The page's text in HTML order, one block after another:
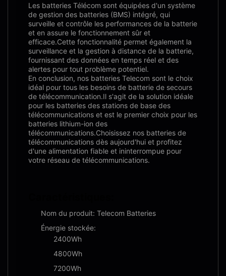
Les batteries Télécom sont équipées d'un système
de gestion des batteries (BMS) intégré, qui
surveille et contrôle les performances de la batterie
et en assure le fonctionnement sûr et
efficace.Cette fonctionnalité permet également la
surveillance et la gestion à distance de la batterie,
fournissant des données en temps réel et des
alertes pour tout problème potentiel.
En conclusion, nos batteries Telecom sont le choix
idéal pour tous les besoins de batterie de secours
de télécommunication.Il s'agit de la solution idéale
pour les batteries des stations de base des
télécommunications et est le premier choix pour les
batteries lithium-ion des
télécommunications.Choisissez nos batteries de
télécommunications dès aujourd'hui et profitez
d'une alimentation fiable et ininterrompue pour
votre réseau de télécommunications.
Nom du produit: Telecom Batteries
Énergie stockée:
2400Wh
4800Wh
7200Wh